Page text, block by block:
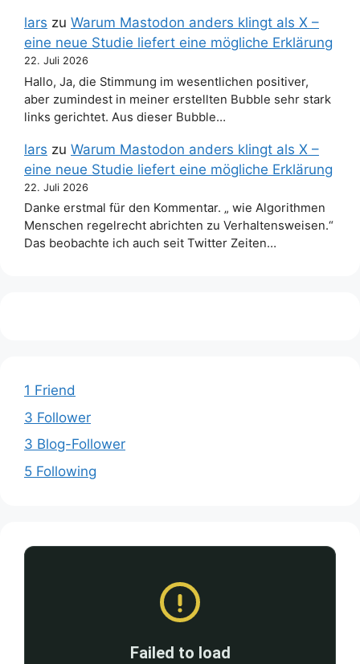
lars zu Warum Mastodon anders klingt als X –
eine neue Studie liefert eine mögliche Erklärung
22. Juli 2026
Hallo, Ja, die Stimmung im wesentlichen positiver,
aber zumindest in meiner erstellten Bubble sehr stark
links gerichtet. Aus dieser Bubble…
lars zu Warum Mastodon anders klingt als X –
eine neue Studie liefert eine mögliche Erklärung
22. Juli 2026
Danke erstmal für den Kommentar. „ wie Algorithmen
Menschen regelrecht abrichten zu Verhaltensweisen.“
Das beobachte ich auch seit Twitter Zeiten…
1 Friend
3 Follower
3 Blog-Follower
5 Following